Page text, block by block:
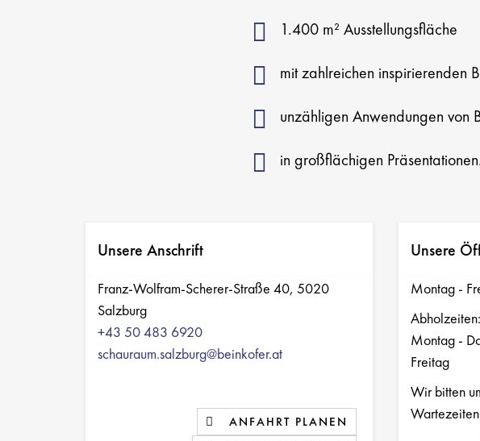
1.400 m² Ausstellungsfläche
mit zahlreichen inspirierenden
unzähligen Anwendungen von
in großflächigen Präsentationen.
Unsere Anschrift
Franz-Wolfram-Scherer-Straße 40, 5020
Salzburg
+43 50 483 6920
schauraum.salzburg@beinkofer.at
ANFAHRT PLANEN
Unsere
Montag -
Abholzeiten:
Montag -
Wir bitten